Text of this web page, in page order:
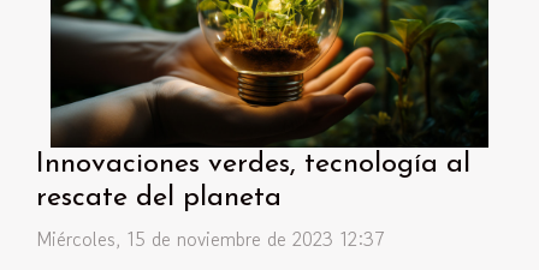
Innovaciones verdes, tecnología al
rescate del planeta
Miércoles, 15 de noviembre de 2023 12:37